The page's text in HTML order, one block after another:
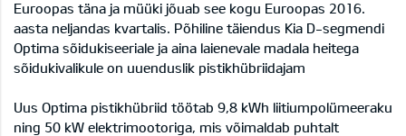
Euroopas täna ja müüki jõuab see kogu Euroopas 2016.
aasta neljandas kvartalis. Põhiline täiendus Kia D-segmendi
Optima sõidukiseeriale ja aina laienevale madala heitega
sõidukivalikule on uuenduslik pistikhübriidajam
Uus Optima pistikhübriid töötab 9,8 kWh liitiumpolümeeraku
ning 50 kW elektrimootoriga, mis võimaldab puhtalt